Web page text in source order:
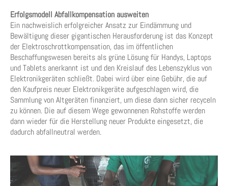
Erfolgsmodell Abfallkompensation ausweiten
Ein nachweislich erfolgreicher Ansatz zur Eindämmung und
Bewältigung dieser gigantischen Herausforderung ist das Konzept
der Elektroschrottkompensation, das im öffentlichen
Beschaffungswesen bereits als grüne Lösung für Handys, Laptops
und Tablets anerkannt ist und den Kreislauf des Lebenszyklus von
Elektronikgeräten schließt. Dabei wird über eine Gebühr, die auf
den Kaufpreis neuer Elektronikgeräte aufgeschlagen wird, die
Sammlung von Altgeräten finanziert, um diese dann sicher recyceln
zu können. Die auf diesem Wege gewonnenen Rohstoffe werden
dann wieder für die Herstellung neuer Produkte eingesetzt, die
dadurch abfallneutral werden.